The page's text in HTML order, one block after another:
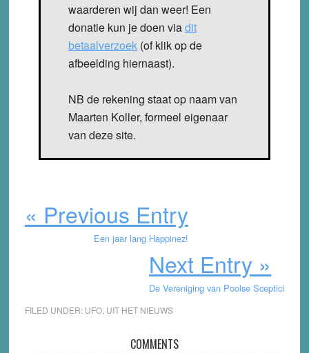
waarderen wij dan weer! Een
donatie kun je doen viadit
betaalverzoek(of klik op de
afbeelding hiernaast).
NB de rekening staat op naam van
Maarten Koller, formeel eigenaar
van deze site.
« Previous Entry
Een jaar lang Happinez!
Next Entry »
De Vereniging van Poolse Sceptici
FILED UNDER: UFO, UIT HET NIEUWS
COMMENTS